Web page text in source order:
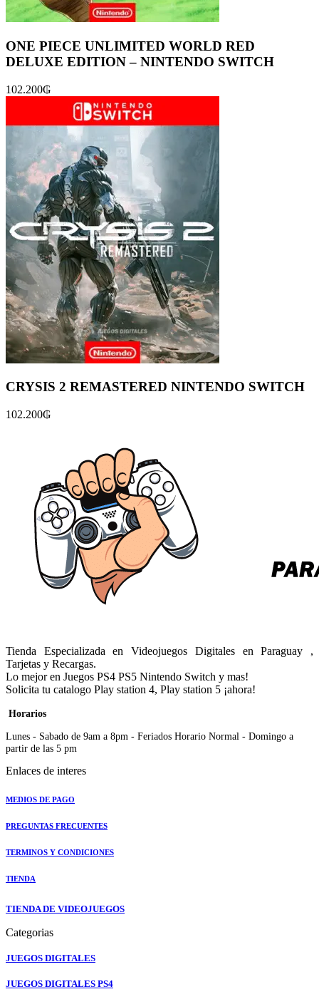
ONE PIECE UNLIMITED WORLD RED
DELUXE EDITION – NINTENDO SWITCH
102.200₲
CRYSIS 2 REMASTERED NINTENDO SWITCH
102.200₲
Tienda Especializada en Videojuegos Digitales en Paraguay ,
Tarjetas y Recargas.
Lo mejor en Juegos PS4 PS5 Nintendo Switch y mas!
Solicita tu catalogo Play station 4, Play station 5 ¡ahora!
Horarios
Lunes - Sabado de 9am a 8pm - Feriados Horario Normal - Domingo a
partir de las 5 pm
Enlaces de interes
MEDIOS DE PAGO
PREGUNTAS FRECUENTES
TERMINOS Y CONDICIONES
TIENDA
TIENDA DE VIDEOJUEGOS
Categorias
JUEGOS DIGITALES
JUEGOS DIGITALES PS4